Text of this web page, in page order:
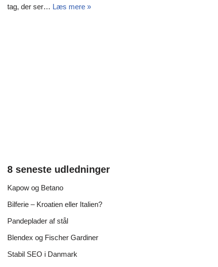
tag, der ser… Læs mere »
8 seneste udledninger
Kapow og Betano
Bilferie – Kroatien eller Italien?
Pandeplader af stål
Blendex og Fischer Gardiner
Stabil SEO i Danmark